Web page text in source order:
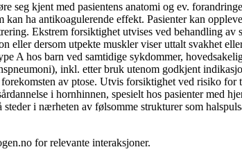
seg kjent med pasientens anatomi og ev.
ha antikoagulerende effekt. Pasienter kan
Ekstrem forsiktighet utvises ved behandling
eller dersom utpekte muskler viser uttalt svakhet
A hos barn ved samtidige sykdommer,
inkl. etter bruk utenom godkjent
av ptose. Utvis forsiktighet ved risiko
i hornhinnen, spesielt hos pasienter med
i nærheten av følsomme strukturer som
for relevante interaksjoner.